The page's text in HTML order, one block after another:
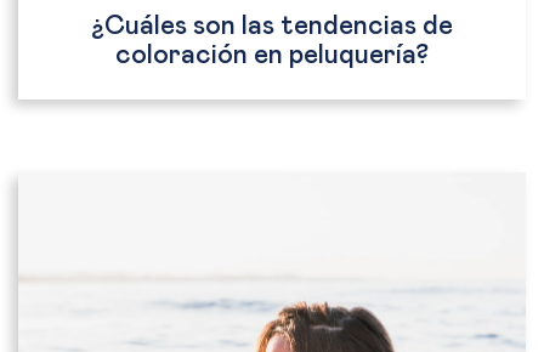
¿Cuáles son las tendencias de
coloración en peluquería?